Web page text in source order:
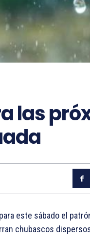
las
este sábado el
chubascos